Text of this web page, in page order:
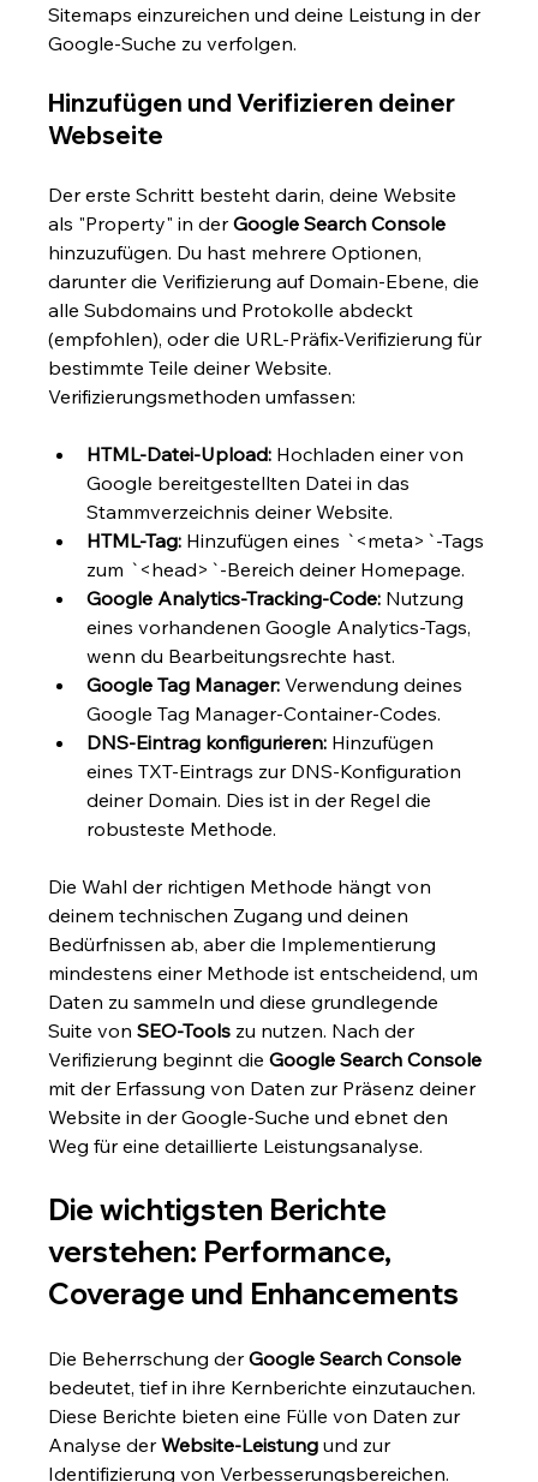
Sitemaps einzureichen und deine Leistung in der
Google-Suche zu verfolgen.
Hinzufügen und Verifizieren deiner
Webseite
Der erste Schritt besteht darin, deine Website
als "Property" in der Google Search Console
hinzuzufügen. Du hast mehrere Optionen,
darunter die Verifizierung auf Domain-Ebene, die
alle Subdomains und Protokolle abdeckt
(empfohlen), oder die URL-Präfix-Verifizierung für
bestimmte Teile deiner Website.
Verifizierungsmethoden umfassen:
HTML-Datei-Upload: Hochladen einer von
Google bereitgestellten Datei in das
Stammverzeichnis deiner Website.
HTML-Tag: Hinzufügen eines `<meta>`-Tags
zum `<head>`-Bereich deiner Homepage.
Google Analytics-Tracking-Code: Nutzung
eines vorhandenen Google Analytics-Tags,
wenn du Bearbeitungsrechte hast.
Google Tag Manager: Verwendung deines
Google Tag Manager-Container-Codes.
DNS-Eintrag konfigurieren: Hinzufügen
eines TXT-Eintrags zur DNS-Konfiguration
deiner Domain. Dies ist in der Regel die
robusteste Methode.
Die Wahl der richtigen Methode hängt von
deinem technischen Zugang und deinen
Bedürfnissen ab, aber die Implementierung
mindestens einer Methode ist entscheidend, um
Daten zu sammeln und diese grundlegende
Suite von SEO-Tools zu nutzen. Nach der
Verifizierung beginnt die Google Search Console
mit der Erfassung von Daten zur Präsenz deiner
Website in der Google-Suche und ebnet den
Weg für eine detaillierte Leistungsanalyse.
Die wichtigsten Berichte
verstehen: Performance,
Coverage und Enhancements
Die Beherrschung der Google Search Console
bedeutet, tief in ihre Kernberichte einzutauchen.
Diese Berichte bieten eine Fülle von Daten zur
Analyse der Website-Leistung und zur
Identifizierung von Verbesserungsbereichen.